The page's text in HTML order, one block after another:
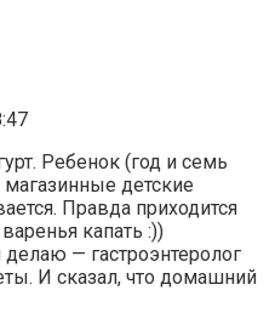
Ребенок (год и семь
детские
Правда приходится
капать :))
— гастроэнтеролог
И сказал, что домашний